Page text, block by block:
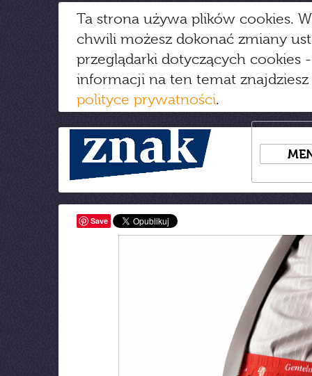
Ta strona używa plików cookies.
chwili możesz dokonać zmiany
przeglądarki dotyczących cookies
informacji na ten temat
polityce prywatności.
Save